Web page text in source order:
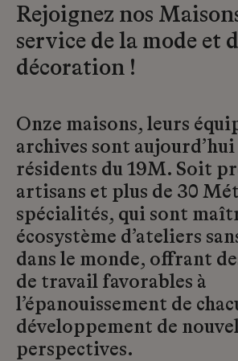
Rejoignez nos
service de la mode et
décoration !
Onze maisons, leurs
archives sont aujourd’hui
résidents du 19M. Soit
artisans et plus de 30
spécialités, qui sont
écosystème d’ateliers
dans le monde, offrant
de travail favorables à
l’épanouissement de
développement de
perspectives.